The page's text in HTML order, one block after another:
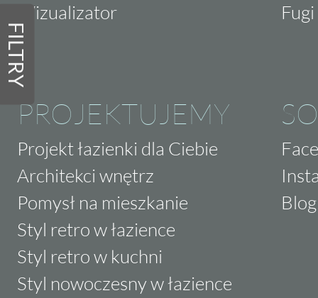
FILTRY
Wizualizator
PROJEKTUJEMY
Projekt łazienki dla Ciebie
Architekci wnętrz
Pomysł na mieszkanie
Styl retro w łazience
Styl retro w kuchni
Styl nowoczesny w łazience
Blog